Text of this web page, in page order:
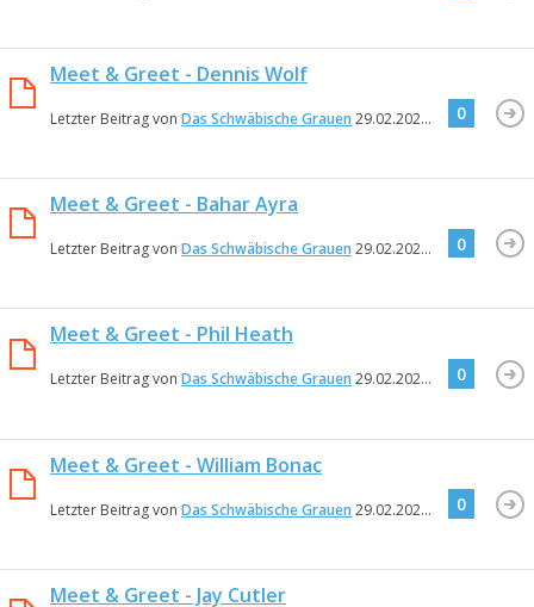
Meet & Greet - Dennis Wolf
Letzter Beitrag von Das Schwäbische Grauen 29.02.2024 18:19
0
Meet & Greet - Bahar Ayra
Letzter Beitrag von Das Schwäbische Grauen 29.02.2024 18:18
0
Meet & Greet - Phil Heath
Letzter Beitrag von Das Schwäbische Grauen 29.02.2024 18:16
0
Meet & Greet - William Bonac
Letzter Beitrag von Das Schwäbische Grauen 29.02.2024 18:15
0
Meet & Greet - Jay Cutler